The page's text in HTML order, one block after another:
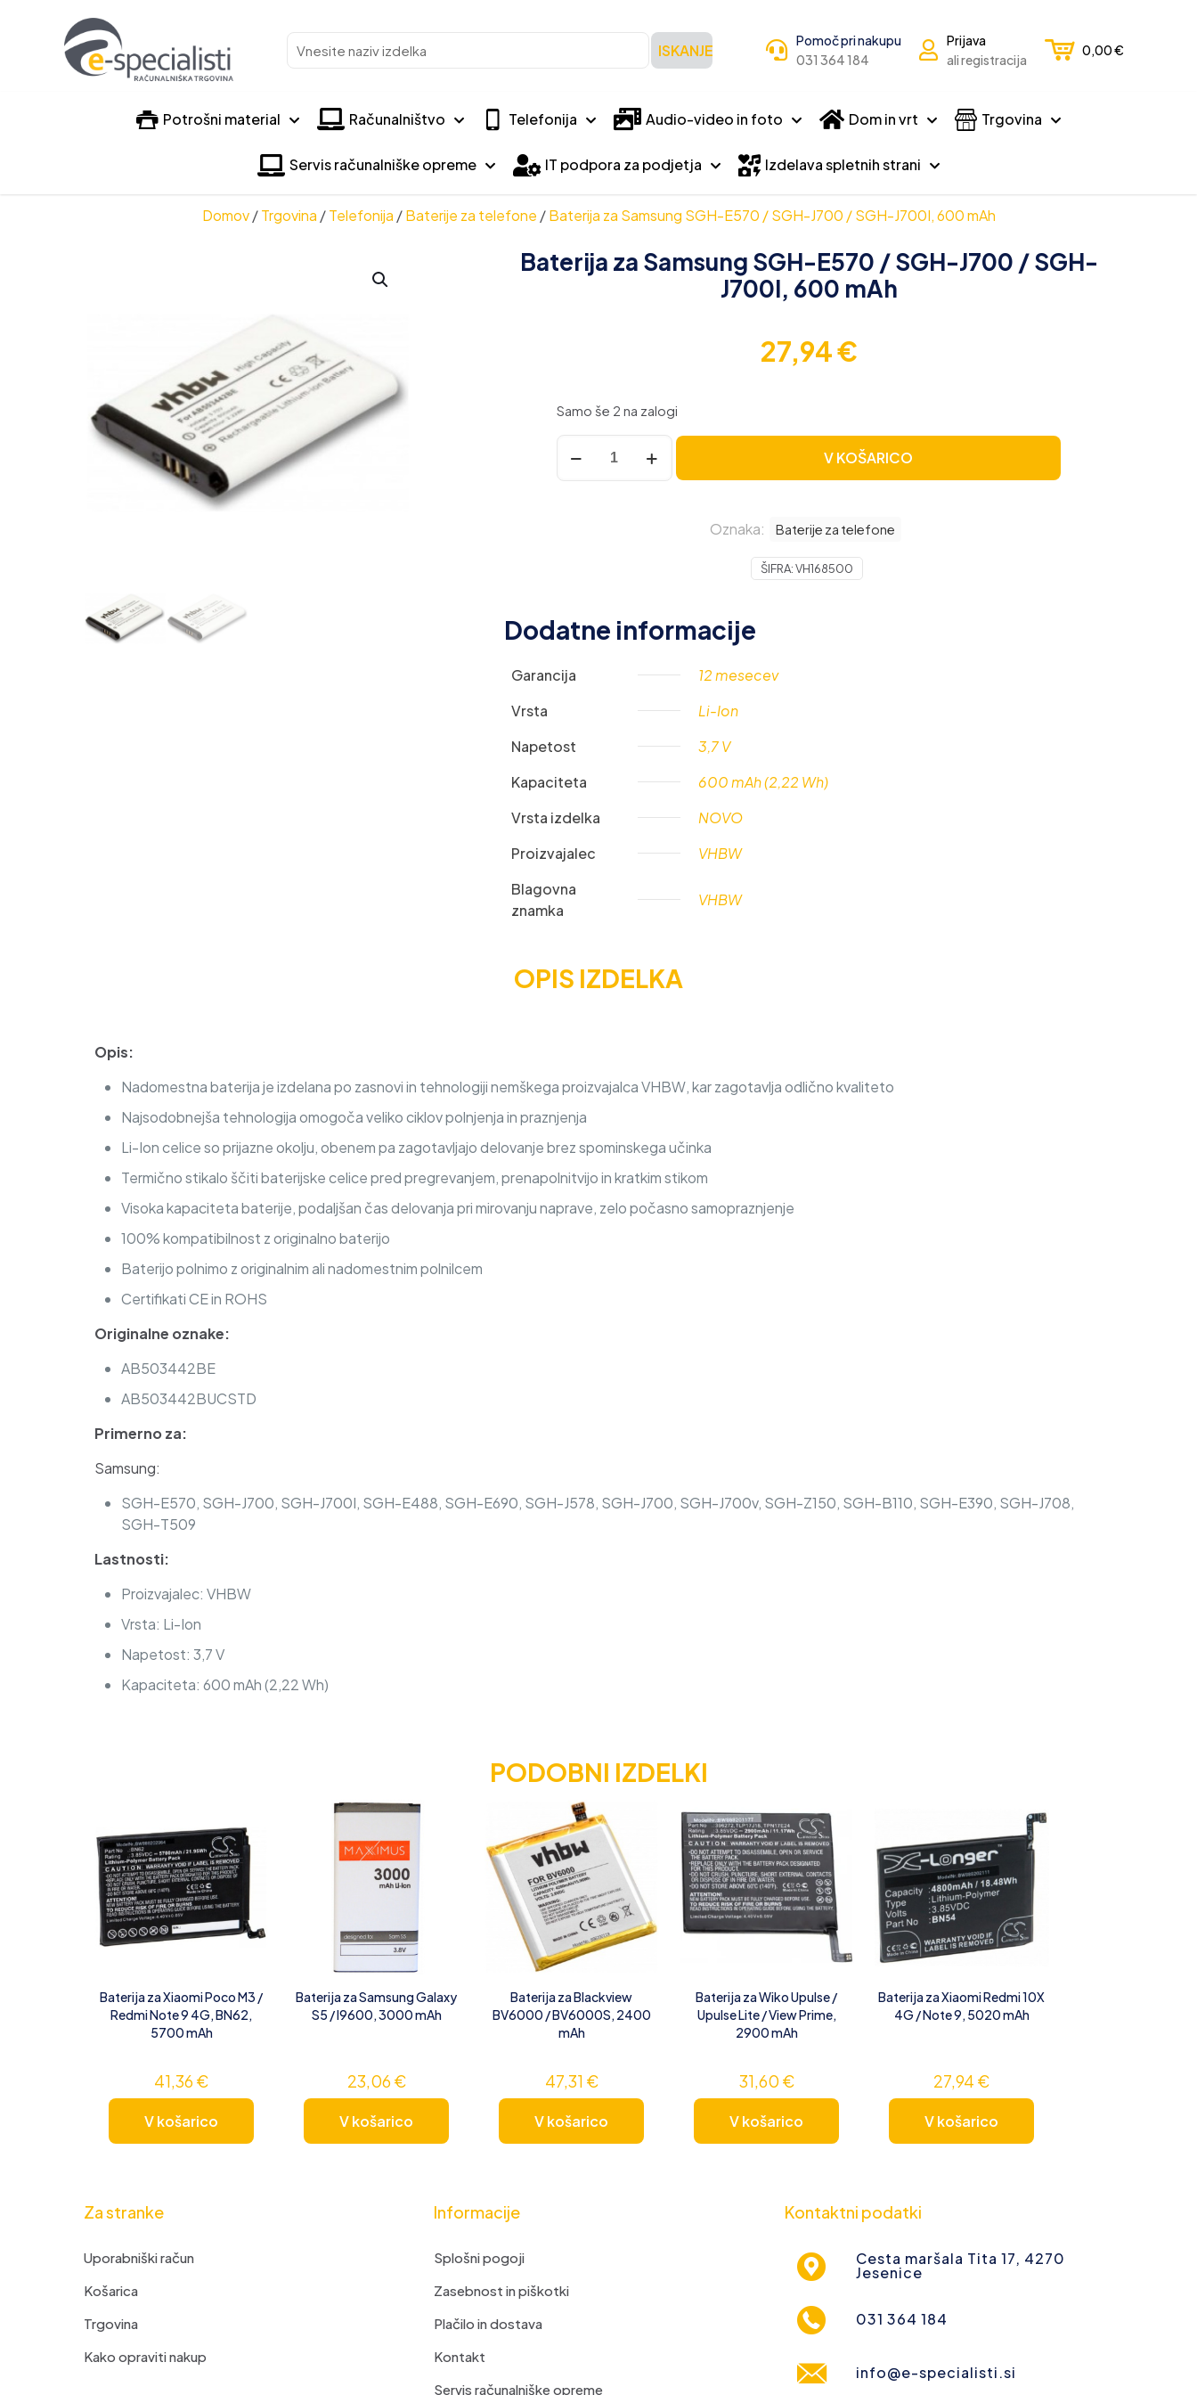
Vnesite
naziv
ISKANJE
Pomoč pri nakupu
031 364 184
Prijava
ali registracija
0,00€
Potrošni material Računalništvo Telefonija Audio-video in foto Dom in vrt Trgovina
Servis računalniške opreme IT podpora za podjetja Izdelava spletnih strani
Domov / Trgovina / Telefonija / Baterije za telefone / Baterija za Samsung SGH-E570 / SGH-J700 / SGH-J700I, 600 mAh
Baterija za Samsung SGH-E570 / SGH-J700 / SGH-
J700I, 600 mAh
27,94€
Samo še 2 na zalogi
Baterija
za
Samsung
SGH-
600
V KOŠARICO
Oznaka: Baterije za telefone
ŠIFRA:VH168500
Dodatne informacije
Garancija
12 mesecev
Vrsta
Li-Ion
Napetost
3,7 V
Kapaciteta
600 mAh (2,22 Wh)
Vrsta izdelka
NOVO
Proizvajalec
VHBW
Blagovna
znamka
VHBW
OPIS IZDELKA
Opis:
Nadomestna baterija je izdelana po zasnovi in tehnologiji nemškega proizvajalca VHBW, kar zagotavlja odlično kvaliteto
Najsodobnejša tehnologija omogoča veliko ciklov polnjenja in praznjenja
Li-Ion celice so prijazne okolju, obenem pa zagotavljajo delovanje brez spominskega učinka
Termično stikalo ščiti baterijske celice pred pregrevanjem, prenapolnitvijo in kratkim stikom
Visoka kapaciteta baterije, podaljšan čas delovanja pri mirovanju naprave, zelo počasno samopraznjenje
100% kompatibilnost z originalno baterijo
Baterijo polnimo z originalnim ali nadomestnim polnilcem
Certifikati CE in ROHS
Originalne oznake:
AB503442BE
AB503442BUCSTD
Primerno za:
Samsung:
SGH-E570, SGH-J700, SGH-J700I, SGH-E488, SGH-E690, SGH-J578, SGH-J700, SGH-J700v, SGH-Z150, SGH-B110, SGH-E390, SGH-J708,
SGH-T509
Lastnosti:
Proizvajalec: VHBW
Vrsta: Li-Ion
Napetost: 3,7 V
Kapaciteta: 600 mAh (2,22 Wh)
PODOBNI IZDELKI
Baterija za Xiaomi Poco M3 /
Redmi Note 9 4G, BN62,
5700 mAh
41,36€
V košarico
Baterija za Samsung Galaxy
S5 / I9600, 3000 mAh
23,06€
V košarico
Baterija za Blackview
BV6000 / BV6000S, 2400
mAh
47,31 €
V košarico
Baterija za Wiko Upulse /
Upulse Lite / View Prime,
2900 mAh
31,60 €
V košarico
Baterija za Xiaomi Redmi 10X
4G / Note 9, 5020 mAh
27,94 €
V košarico
Za stranke
Uporabniški račun
Košarica
Trgovina
Kako opraviti nakup
Informacije
Splošni pogoji
Zasebnost in piškotki
Plačilo in dostava
Kontakt
Servis računalniške opreme
Kontaktni podatki
Cesta maršala Tita 17, 4270
Jesenice
031 364 184
info@e-specialisti.si